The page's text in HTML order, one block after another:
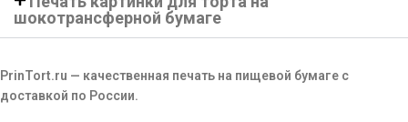
шокотрансферной бумаге
PrinTort.ru — качественная печать на пищевой бумаге с
доставкой по России.